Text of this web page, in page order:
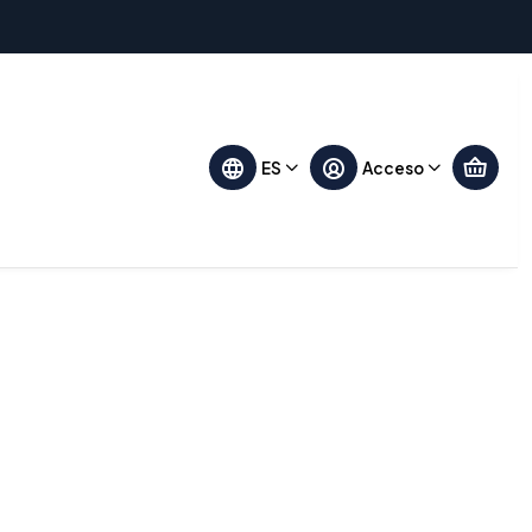
ES Acceso